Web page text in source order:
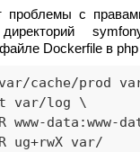
проблемы с
Dockerfile в php
cache/prod
var/log \